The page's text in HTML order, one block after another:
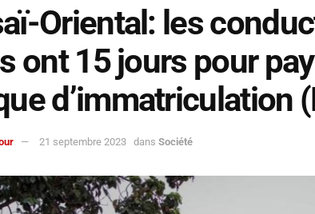
Oriental: les
ont 15 jours pour
d’immatriculation
21 septembre 2023 dans Société